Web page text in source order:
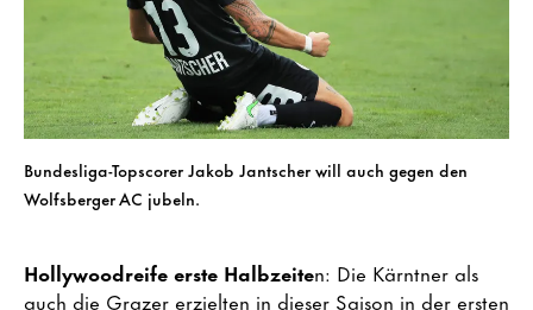
Bundesliga-Topscorer Jakob Jantscher will auch gegen den
Wolfsberger AC jubeln.
Hollywoodreife erste Halbzeiten: Die Kärntner als
auch die Grazer erzielten in dieser Saison in der ersten